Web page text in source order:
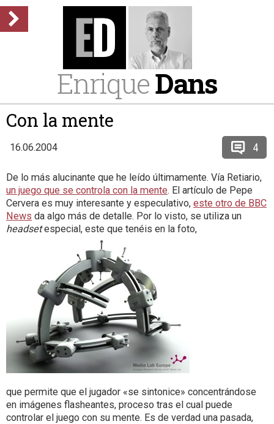
EnriqueDans
Con la mente
16.06.2004 4
De lo más alucinante que he leído últimamente. Vía Retiario,
un juego que se controla con la mente. El artículo de Pepe
Cervera es muy interesante y especulativo, este otro de BBC
News da algo más de detalle. Por lo visto, se utiliza un
headsetespecial, este que tenéis en la foto,
que permite que el jugador «se sintonice» concentrándose
en imágenes flasheantes, proceso tras el cual puede
controlar el juego con su mente. Es de verdad una pasada,